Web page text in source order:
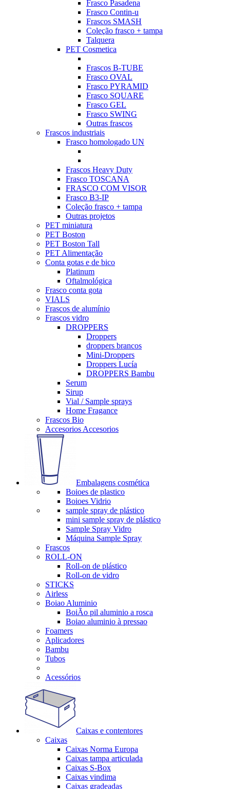
Frasco Pasadena
Frasco Contin-u
Frascos SMASH
Coleção frasco + tampa
Talquera
PET Cosmetica
Frascos B-TUBE
Frasco OVAL
Frasco PYRAMID
Frasco SQUARE
Frasco GEL
Frasco SWING
Outras frascos
Frascos industriais
Frasco homologado UN
Frascos Heavy Duty
Frasco TOSCANA
FRASCO COM VISOR
Frasco B3-IP
Coleção frasco + tampa
Outras projetos
PET miniatura
PET Boston
PET Boston Tall
PET Alimentação
Conta gotas e de bico
Platinum
Oftalmológica
Frasco conta gota
VIALS
Frascos de alumínio
Frascos vidro
DROPPERS
Droppers
droppers brancos
Mini-Droppers
Droppers Lucía
DROPPERS Bambu
Serum
Sirup
Vial / Sample sprays
Home Fragance
Frascos Bio
Accesorios Accesorios
Embalagens cosmética
Boioes de plastico
Boioes Vidrio
sample spray de plástico
mini sample spray de plástico
Sample Spray Vidro
Máquina Sample Spray
Frascos
ROLL-ON
Roll-on de plástico
Roll-on de vidro
STICKS
Airless
Boiao Aluminio
BoiÃo pil aluminio a rosca
Boiao aluminio à pressao
Foamers
Aplicadores
Bambu
Tubos
Acessórios
Caixas e contentores
Caixas
Caixas Norma Europa
Caixas tampa articulada
Caixas S-Box
Caixas vindima
Caixas gradeadas